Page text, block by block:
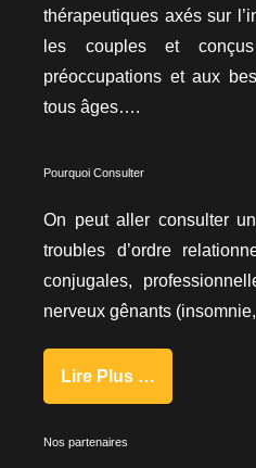
thérapeutiques axés sur
les couples et
préoccupations et aux
tous âges….
Pourquoi Consulter
On peut aller consulter
troubles d’ordre
conjugales,
nerveux gênants
Lire Plus …
Nos partenaires